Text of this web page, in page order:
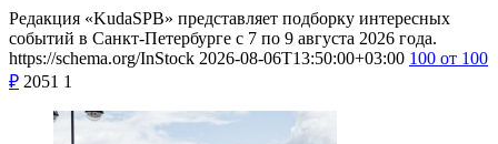
Редакция «KudaSPB» представляет подборку интересных
событий в Санкт-Петербурге с 7 по 9 августа 2026 года.
https://schema.org/InStock 2026-08-06T13:50:00+03:00 100 от 100
₽ 2051 1